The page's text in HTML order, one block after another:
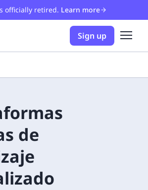
officially retired. Learn more
Sign up
de